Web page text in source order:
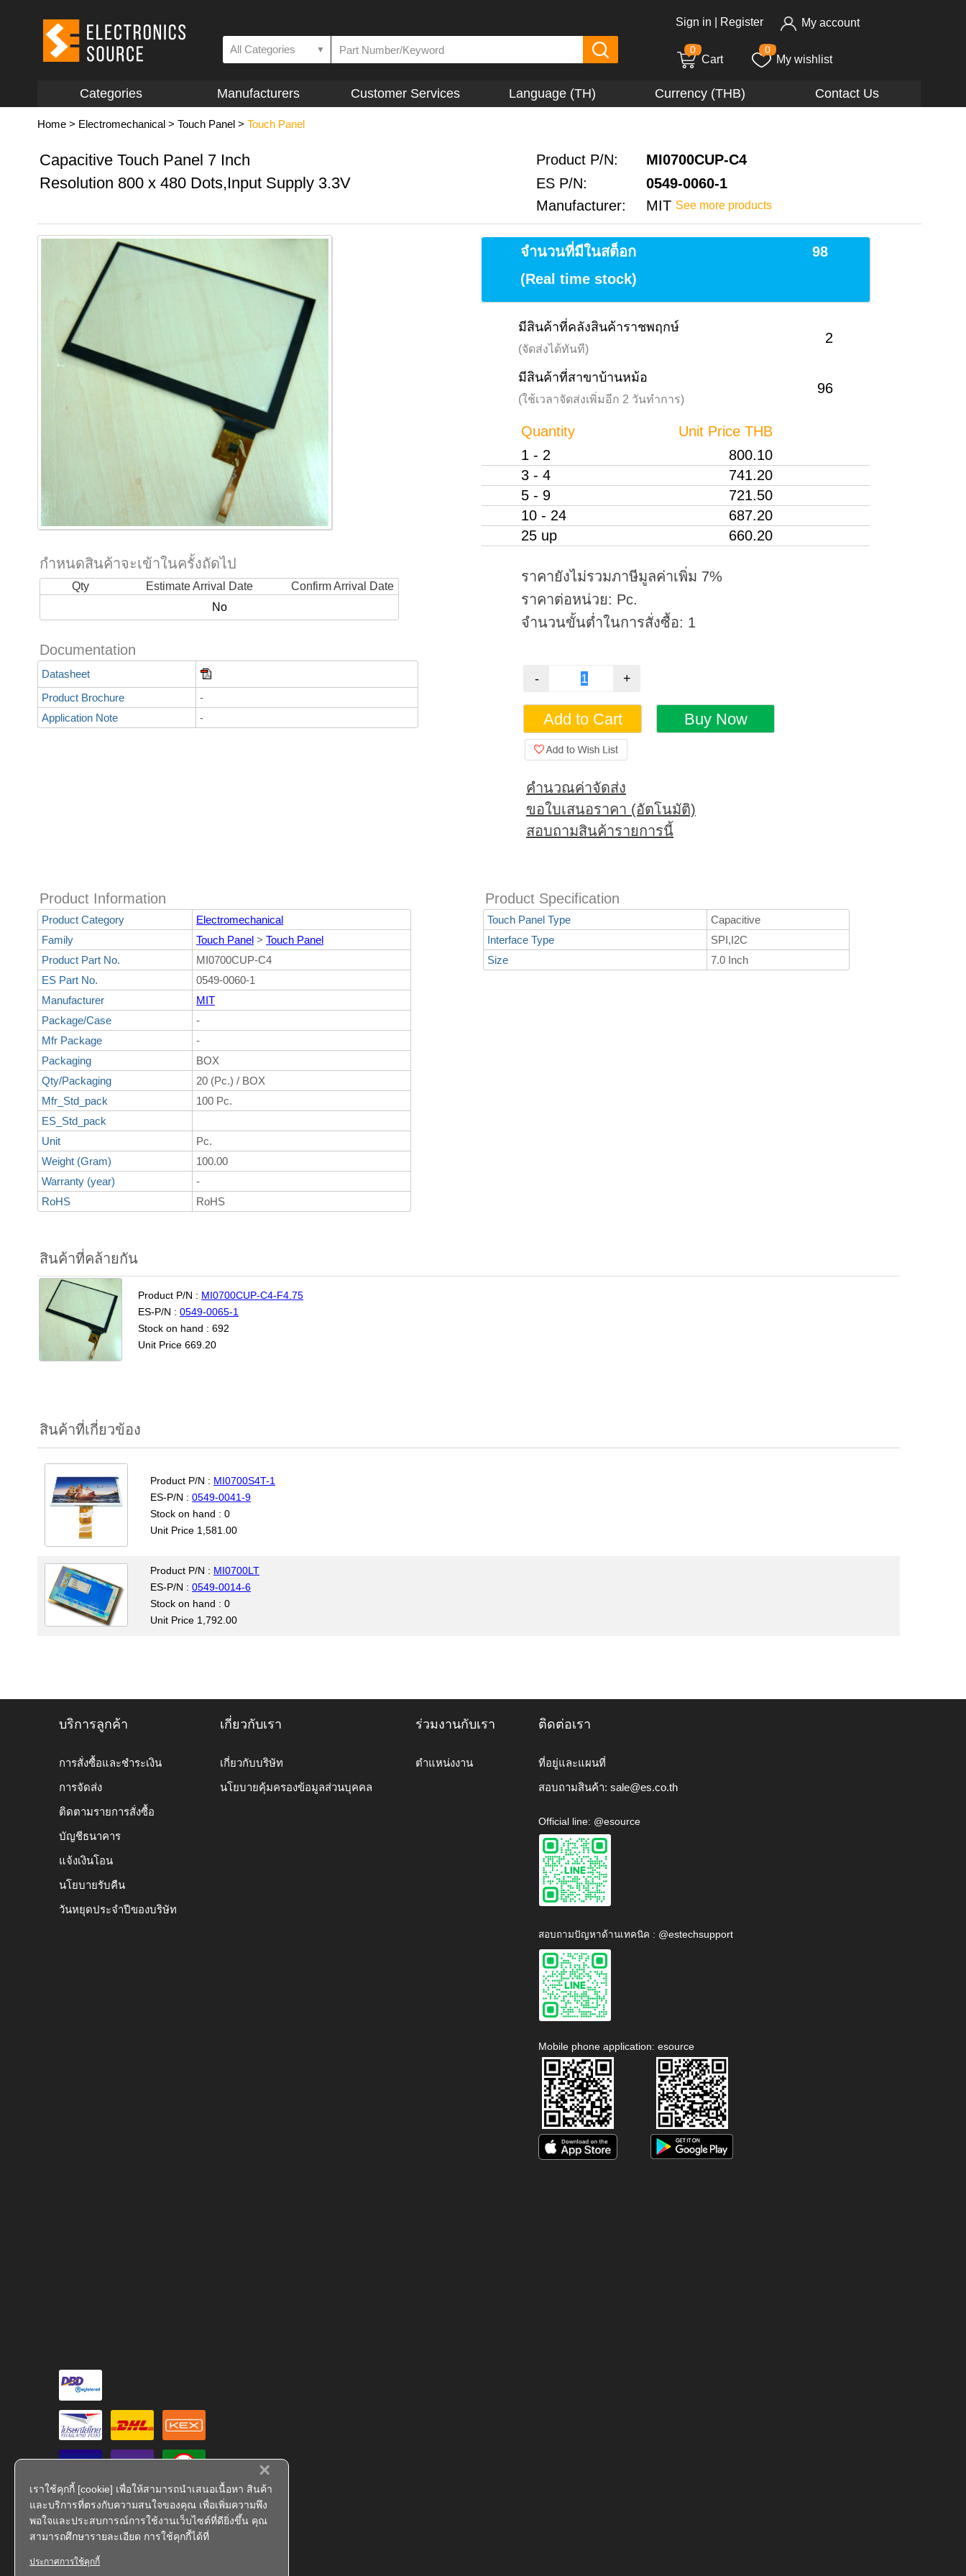
×
เราใช้คุกกี้ [cookie] เพื่อให้สามารถนำเสนอเนื้อหา สินค้า
และบริการที่ตรงกับความสนใจของคุณ เพื่อเพิ่มความพึง
พอใจและประสบการณ์การใช้งานเว็บไซต์ที่ดียิ่งขึ้น คุณ
สามารถศึกษารายละเอียด การใช้คุกกี้ได้ที่
ประกาศการใช้คุกกี้
All Categories ▼
Sign in Register My account
0
Cart
0
My wishlist
Categories Manufacturers Customer Services Language (TH) Currency (THB) Contact Us
Home > Electromechanical > Touch Panel > Touch Panel
Capacitive Touch Panel 7 Inch Product P/N: MI0700CUP-C4
Resolution 800 x 480 Dots,Input Supply 3.3V ES P/N:
0549-0060-1
Manufacturer:
MIT See more products
กำหนดสินค้าจะเข้าในครั้งถัดไป
Qty Estimate Arrival Date
Confirm Arrival Date
No
Documentation
Datasheet
Product Brochure
-
Application Note
-
จำนวนที่มีในสต็อก
98
(Real time stock)
มีสินค้าที่คลังสินค้าราชพฤกษ์
(จัดส่งได้ทันที)
2
มีสินค้าที่สาขาบ้านหม้อ
(ใช้เวลาจัดส่งเพิ่มอีก 2 วันทำการ)
96
Quantity
Unit Price THB
1 - 2
800.10
3 - 4
741.20
5 - 9
721.50
10 - 24
687.20
25 up
660.20
ราคายังไม่รวมภาษีมูลค่าเพิ่ม 7%
ราคาต่อหน่วย: Pc.
จำนวนขั้นต่ำในการสั่งซื้อ: 1
คำนวณค่าจัดส่ง
ขอใบเสนอราคา (อัตโนมัติ)
สอบถามสินค้ารายการนี้
Product Information
Product Category
Electromechanical
Family
Touch Panel > Touch Panel
Product Part No.
MI0700CUP-C4
ES Part No.
0549-0060-1
Manufacturer
MIT
Package/Case
-
Mfr Package
-
Packaging
BOX
Qty/Packaging
20 (Pc.) / BOX
Mfr_Std_pack
100 Pc.
ES_Std_pack
Unit
Pc.
Weight (Gram)
100.00
Warranty (year)
-
RoHS
RoHS
Product Specification
Touch Panel Type
Capacitive
Interface Type
SPI,I2C
Size
7.0 Inch
สินค้าที่คล้ายกัน
Product P/N : MI0700CUP-C4-F4.75
ES-P/N : 0549-0065-1
Stock on hand : 692
Unit Price 669.20
สินค้าที่เกี่ยวข้อง
Product P/N : MI0700S4T-1
ES-P/N : 0549-0041-9
Stock on hand : 0
Unit Price 1,581.00
Product P/N : MI0700LT
ES-P/N : 0549-0014-6
Stock on hand : 0
Unit Price 1,792.00
บริการลูกค้า
การสั่งซื้อและชำระเงิน
การจัดส่ง
ติดตามรายการสั่งซื้อ
บัญชีธนาคาร
แจ้งเงินโอน
นโยบายรับคืน
วันหยุดประจำปีของบริษัท
เกี่ยวกับเรา
เกี่ยวกับบริษัท
นโยบายคุ้มครองข้อมูลส่วนบุคคล
ร่วมงานกับเรา
ตำแหน่งงาน
ติดต่อเรา
ที่อยู่และแผนที่
สอบถามสินค้า: sale@es.co.th
Official line: @esource
สอบถามปัญหาด้านเทคนิค : @estechsupport
Mobile phone application: esource